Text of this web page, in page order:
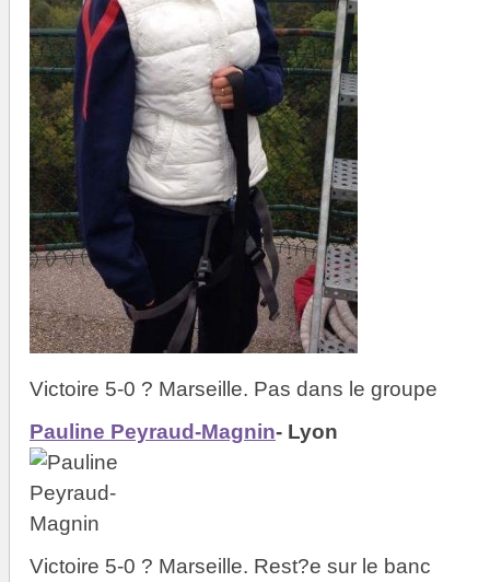
Victoire 5-0 ? Marseille. Pas dans le groupe
Pauline Peyraud-Magnin- Lyon
Victoire 5-0 ? Marseille. Rest?e sur le banc